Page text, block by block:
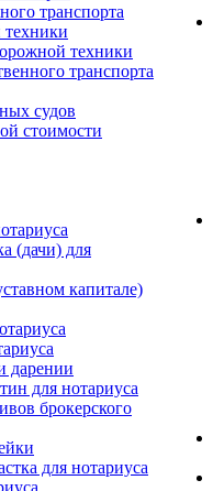
транспорта
техники
транспорта
судов
стоимости
(дачи) для
капитале)
дарении
для нотариуса
брокерского
для нотариуса